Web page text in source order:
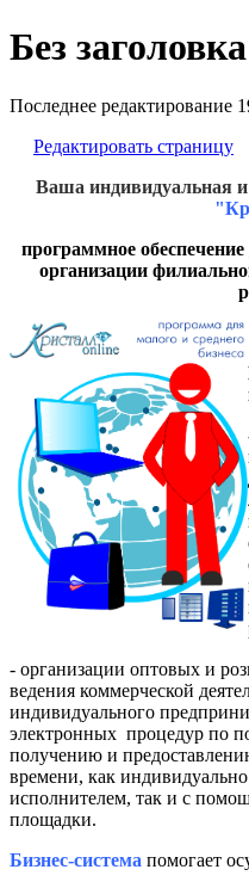
Без заголовка
Последнее редактирование
Редактировать страницу
Ваша индивидуальная и
программное обеспечение
организации
- организации оптовых и
ведения коммерческой
индивидуального
электронных процедур по
получению и
времени, как
исполнителем, так и с
площадки.
Бизнес-система помогает